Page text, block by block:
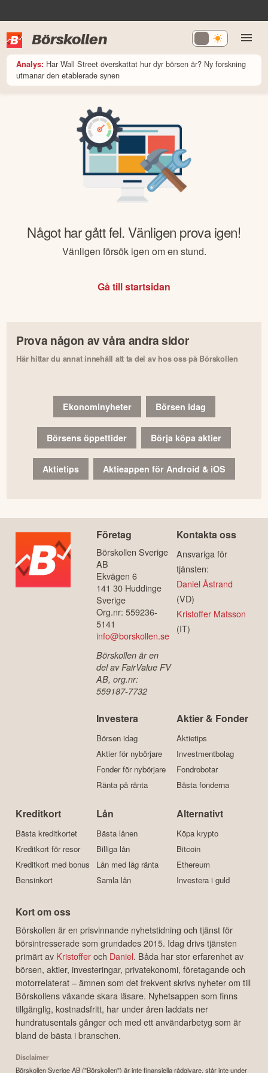
Börskollen
Analys: Har Wall Street överskattat hur dyr börsen är? Ny forskning
utmanar den etablerade synen
Något har gått fel. Vänligen prova igen!
Vänligen försök igen om en stund.
Gå till startsidan
Prova någon av våra andra sidor
Här hittar du annat innehåll att ta del av hos oss på Börskollen
Ekonominyheter Börsen idag
Börsens öppettider Börja köpa aktier
Aktietips Aktieappen för Android & iOS
Företag
Börskollen Sverige
AB
Ekvägen 6
141 30 Huddinge
Sverige
Org.nr: 559236-
5141
info@borskollen.se
Börskollen är en
del av FairValue FV
AB, org.nr:
559187-7732
Kontakta oss
Ansvariga för
tjänsten:
Daniel Åstrand
(VD)
Kristoffer Matsson
(IT)
Investera
Börsen idag
Aktier för nybörjare
Fonder för nybörjare
Ränta på ränta
Aktier & Fonder
Aktietips
Investmentbolag
Fondrobotar
Bästa fonderna
Kreditkort
Bästa kreditkortet
Kreditkort för resor
Kreditkort med bonus
Bensinkort
Lån
Bästa lånen
Billiga lån
Lån med låg ränta
Samla lån
Alternativt
Köpa krypto
Bitcoin
Ethereum
Investera i guld
Kort om oss
Börskollen är en prisvinnande nyhetstidning och tjänst för
börsintresserade som grundades 2015. Idag drivs tjänsten
primärt av Kristofferoch Daniel. Båda har stor erfarenhet av
börsen, aktier, investeringar, privatekonomi, företagande och
motorrelaterat – ämnen som det frekvent skrivs nyheter om till
Börskollens växande skara läsare. Nyhetsappen som finns
tillgänglig, kostnadsfritt, har under åren laddats ner
hundratusentals gånger och med ett användarbetyg som är
bland de bästa i branschen.
Disclaimer
Börskollen Sverige AB ("Börskollen") är inte finansiella rådgivare, står inte under